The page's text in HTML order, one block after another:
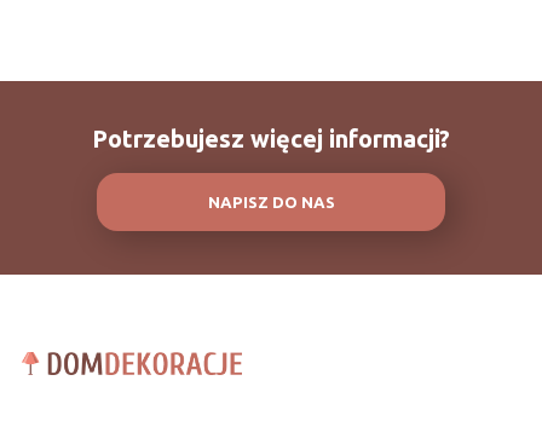
Potrzebujesz więcej informacji?
NAPISZ DO NAS